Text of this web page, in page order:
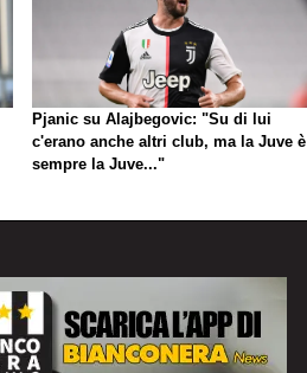
Pjanic su Alajbegovic: "Su di lui
c'erano anche altri club, ma la Juve è
sempre la Juve..."